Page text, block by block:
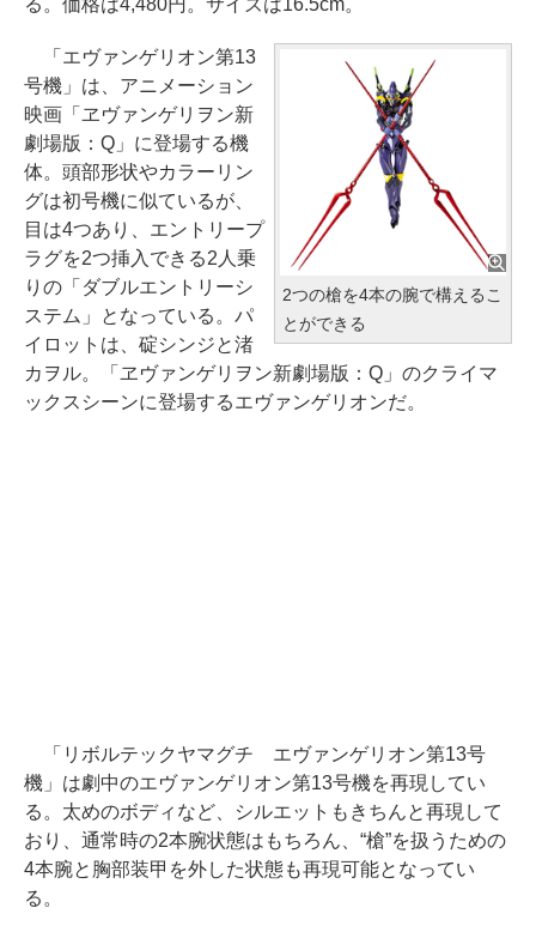
る。価格は4,480円。サイズは16.5cm。
2つの槍を4本の腕で構えるこ
とができる
「エヴァンゲリオン第13
号機」は、アニメーション
映画「ヱヴァンゲリヲン新
劇場版：Q」に登場する機
体。頭部形状やカラーリン
グは初号機に似ているが、
目は4つあり、エントリープ
ラグを2つ挿入できる2人乗
りの「ダブルエントリーシ
ステム」となっている。パ
イロットは、碇シンジと渚
カヲル。「ヱヴァンゲリヲン新劇場版：Q」のクライマ
ックスシーンに登場するエヴァンゲリオンだ。
「リボルテックヤマグチ エヴァンゲリオン第13号
機」は劇中のエヴァンゲリオン第13号機を再現してい
る。太めのボディなど、シルエットもきちんと再現して
おり、通常時の2本腕状態はもちろん、“槍”を扱うための
4本腕と胸部装甲を外した状態も再現可能となってい
る。